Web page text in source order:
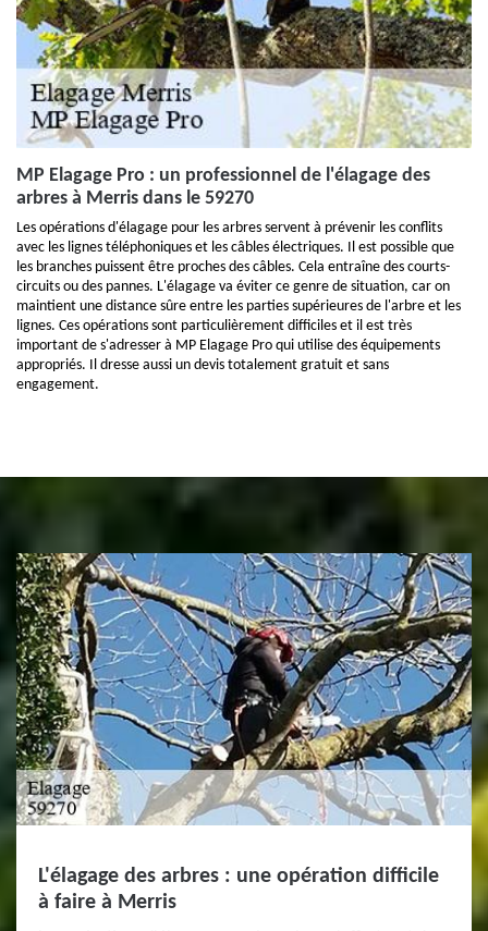
MP Elagage Pro : un professionnel de l'élagage des
arbres à Merris dans le 59270
Les opérations d'élagage pour les arbres servent à prévenir les conflits
avec les lignes téléphoniques et les câbles électriques. Il est possible que
les branches puissent être proches des câbles. Cela entraîne des courts-
circuits ou des pannes. L'élagage va éviter ce genre de situation, car on
maintient une distance sûre entre les parties supérieures de l'arbre et les
lignes. Ces opérations sont particulièrement difficiles et il est très
important de s'adresser à MP Elagage Pro qui utilise des équipements
appropriés. Il dresse aussi un devis totalement gratuit et sans
engagement.
L'élagage des arbres : une opération difficile
à faire à Merris